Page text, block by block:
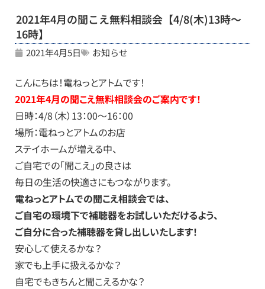
2021年4月の聞こえ無料相談会【4/8(木)13時～
16時】
2021年4月5日 お知らせ
こんにちは！電ねっとアトムです！
2021年4月の聞こえ無料相談会のご案内です！
日時：4/8（木）13：00～16：00
場所：電ねっとアトムのお店
ステイホームが増える中、
ご自宅での「聞こえ」の良さは
毎日の生活の快適さにもつながります。
電ねっとアトムでの聞こえ相談会では、
ご自宅の環境下で補聴器をお試しいただけるよう、
ご自分に合った補聴器を貸し出しいたします！
安心して使えるかな？
家でも上手に扱えるかな？
自宅でもきちんと聞こえるかな？